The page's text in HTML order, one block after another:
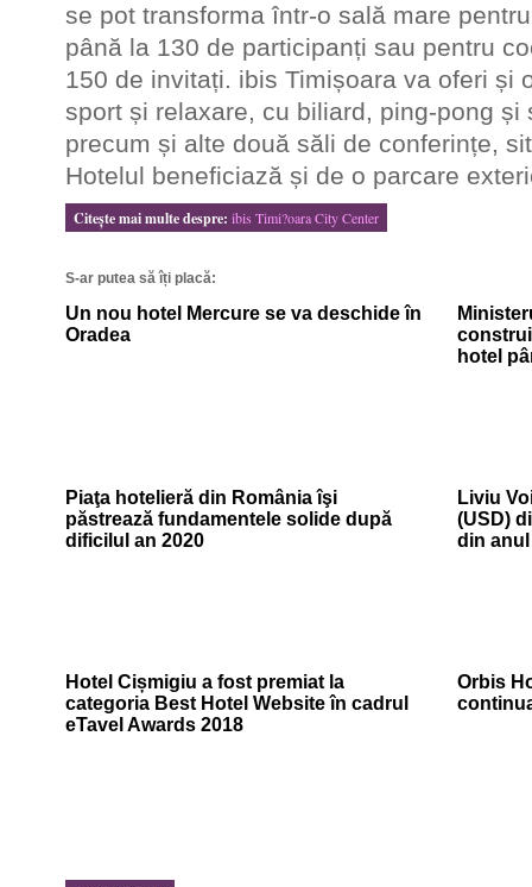
se pot transforma într-o sală mare
până la 130 de participanți sau pentru
150 de invitați. ibis Timișoara va oferi și
sport și relaxare, cu biliard, ping-pong și
precum și alte două săli de conferințe,
Hotelul beneficiază și de o parcare
Citeşte mai multe despre: ibis Timi?oara City Center
S-ar putea să îți placă:
Un nou hotel Mercure se va deschide în
Oradea
hotel
Piaţa hotelieră din România îşi
păstrează fundamentele solide după
dificilul an 2020
Liviu
(USD)
din anul
Hotel Cișmigiu a fost premiat la
categoria Best Hotel Website în cadrul
eTavel Awards 2018
Orbis